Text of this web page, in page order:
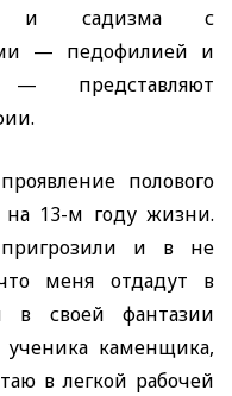
и садизма с
— педофилией и
представляют
полового
на 13-м году жизни.
и в не
меня отдадут в
в своей фантазии
каменщика,
в легкой рабочей